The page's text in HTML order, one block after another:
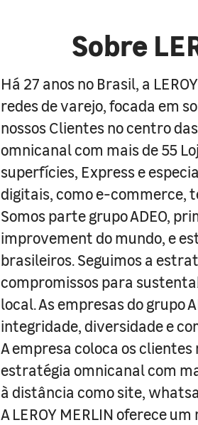
Sobre
Há 27 anos no Brasil, a
redes de varejo, focada em
nossos Clientes no centro
omnicanal com mais de 55
superfícies, Express e
digitais, como e-commerce,
Somos parte grupo ADEO,
improvement do mundo, e
brasileiros. Seguimos a
compromissos para
local. As empresas do grupo
integridade, diversidade e
A empresa coloca os
estratégia omnicanal com
à distância como site,
A LEROY MERLIN oferece